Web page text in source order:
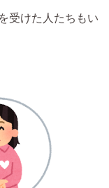
受けた人たちもい